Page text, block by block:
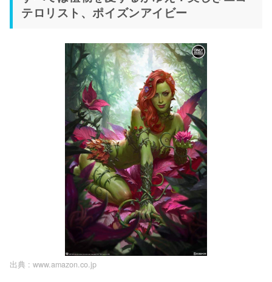
テロリスト、ポイズンアイビー
出典 : www.amazon.co.jp